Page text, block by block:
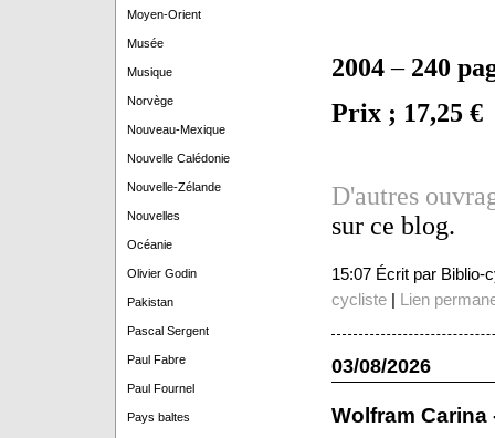
Moyen-Orient
Musée
Musique
Norvège
Nouveau-Mexique
Nouvelle Calédonie
Nouvelle-Zélande
Nouvelles
Océanie
Olivier Godin
Pakistan
Pascal Sergent
Paul Fabre
Paul Fournel
Pays baltes
2004– 240
Prix ; 17,25 €
D'autres
sur ce blog.
15:07 Écrit par Biblio-
cycliste| Lien
03/08/2026
Wolfram Carina